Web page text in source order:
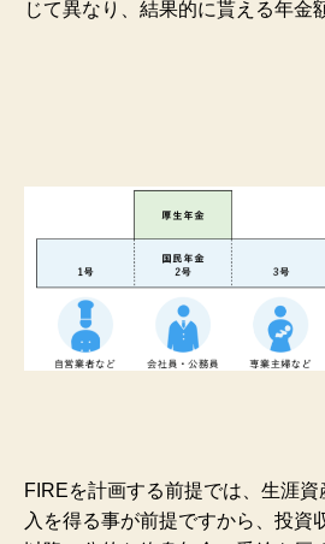
じて異なり、結果的に貰える年金
FIREを計画する前提では、生涯
入を得る事が前提ですから、投資